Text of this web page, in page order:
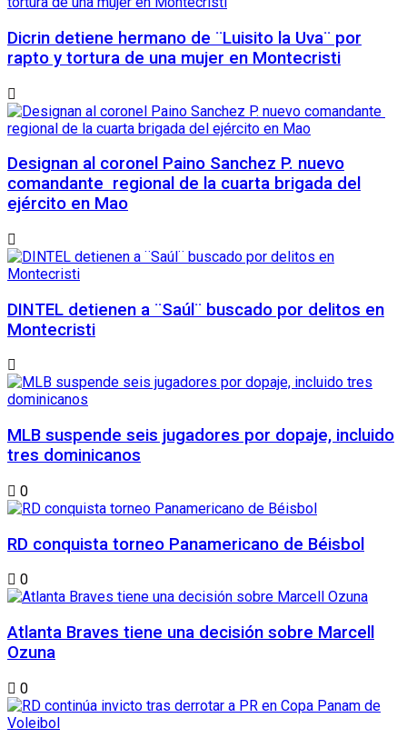
Dicrin detiene hermano de ¨Luisito la Uva¨ por
rapto y tortura de una mujer en Montecristi
Designan al coronel Paino Sanchez P. nuevo
comandante regional de la cuarta brigada del
ejército en Mao
DINTEL detienen a ¨Saúl¨ buscado por delitos en
Montecristi
MLB suspende seis jugadores por dopaje, incluido
tres dominicanos
0
RD conquista torneo Panamericano de Béisbol
0
Atlanta Braves tiene una decisión sobre Marcell
Ozuna
0